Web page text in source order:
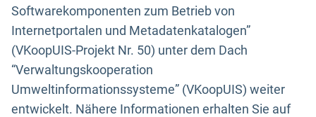
Softwarekomponenten zum Betrieb von
Internetportalen und Metadatenkatalogen”
(VKoopUIS-Projekt Nr. 50) unter dem Dach
“Verwaltungskooperation
Umweltinformationssysteme” (VKoopUIS) weiter
entwickelt. Nähere Informationen erhalten Sie auf